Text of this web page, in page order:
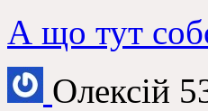
А що тут
Олексій